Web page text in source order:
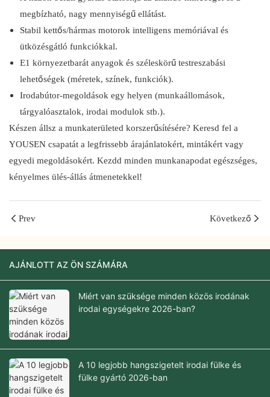
megbízható, nagy mennyiségű ellátást.
Stabil kettős/hármas motorok intelligens memóriával és
ütközésgátló funkciókkal.
E1 környezetbarát anyagok és széleskörű testreszabási
lehetőségek (méretek, színek, funkciók).
Irodabútor-megoldások egy helyen (munkaállomások,
tárgyalóasztalok, irodai modulok stb.).
Készen állsz a munkaterületed korszerűsítésére? Keresd fel a
YOUSEN csapatát a legfrissebb árajánlatokért, mintákért vagy
egyedi megoldásokért. Kezdd minden munkanapodat egészséges,
kényelmes ülés-állás átmenetekkel!
Prev Következő
AJÁNLOTT AZ ÖN SZÁMÁRA
Miért van szüksége minden közös irodának
irodai egységekre 2026-ban?
A 10 legjobb hangszigetelt irodai fülke és
fülke gyártó 2026-ban